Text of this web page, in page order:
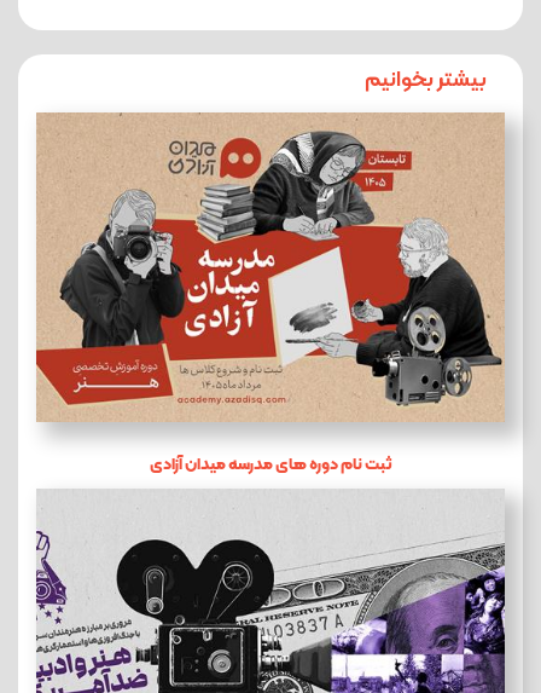
بیشتر بخوانیم
ثبت نام دوره های مدرسه میدان آزادی